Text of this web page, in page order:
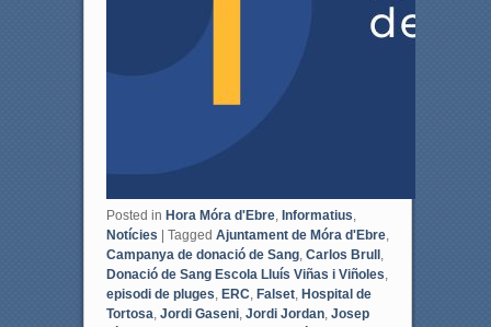
Posted in Hora Móra d'Ebre, Informatius
Notícies | Tagged Ajuntament de Móra d'Ebre,
Campanya de donació de Sang, Carlos Brull,
Donació de Sang Escola Lluís Viñas i Viñoles
episodi de pluges ERC Falset, Hospital de
Tortosa Jordi Gaseni, Jordi Jordan, Josep